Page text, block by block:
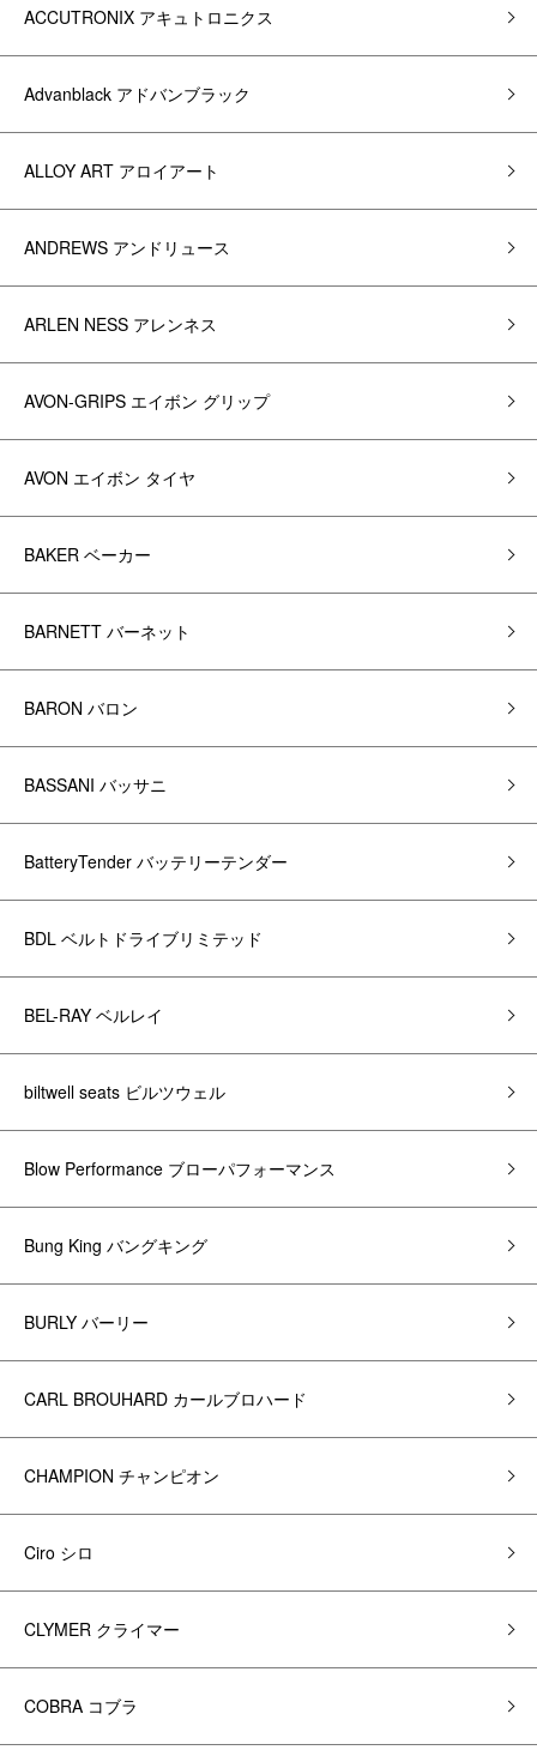
ACCUTRONIX アキュトロニクス
Advanblack アドバンブラック
ALLOY ART アロイアート
ANDREWS アンドリュース
ARLEN NESS アレンネス
AVON-GRIPS エイボン グリップ
AVON エイボン タイヤ
BAKER ベーカー
BARNETT バーネット
BARON バロン
BASSANI バッサニ
BatteryTender バッテリーテンダー
BDL ベルトドライブリミテッド
BEL-RAY ベルレイ
biltwell seats ビルツウェル
Blow Performance ブローパフォーマンス
Bung King バングキング
BURLY バーリー
CARL BROUHARD カールブロハード
CHAMPION チャンピオン
Ciro シロ
CLYMER クライマー
COBRA コブラ